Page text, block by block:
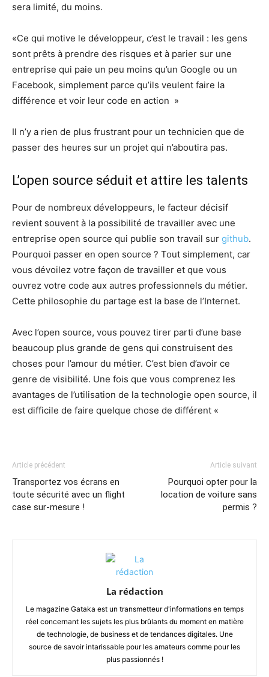
sera limité, du moins.
«Ce qui motive le développeur, c’est le travail : les gens
sont prêts à prendre des risques et à parier sur une
entreprise qui paie un peu moins qu’un Google ou un
Facebook, simplement parce qu’ils veulent faire la
différence et voir leur code en action »
Il n’y a rien de plus frustrant pour un technicien que de
passer des heures sur un projet qui n’aboutira pas.
L’open source séduit et attire les talents
Pour de nombreux développeurs, le facteur décisif
revient souvent à la possibilité de travailler avec une
entreprise open source qui publie son travail sur github.
Pourquoi passer en open source ? Tout simplement, car
vous dévoilez votre façon de travailler et que vous
ouvrez votre code aux autres professionnels du métier.
Cette philosophie du partage est la base de l’Internet.
Avec l’open source, vous pouvez tirer parti d’une base
beaucoup plus grande de gens qui construisent des
choses pour l’amour du métier. C’est bien d’avoir ce
genre de visibilité. Une fois que vous comprenez les
avantages de l’utilisation de la technologie open source, il
est difficile de faire quelque chose de différent «
Article précédent
Transportez vos écrans en
toute sécurité avec un flight
case sur-mesure !
Article suivant
Pourquoi opter pour la
location de voiture sans
permis ?
La rédaction
Le magazine Gataka est un transmetteur d'informations en temps
réel concernant les sujets les plus brûlants du moment en matière
de technologie, de business et de tendances digitales. Une
source de savoir intarissable pour les amateurs comme pour les
plus passionnés !